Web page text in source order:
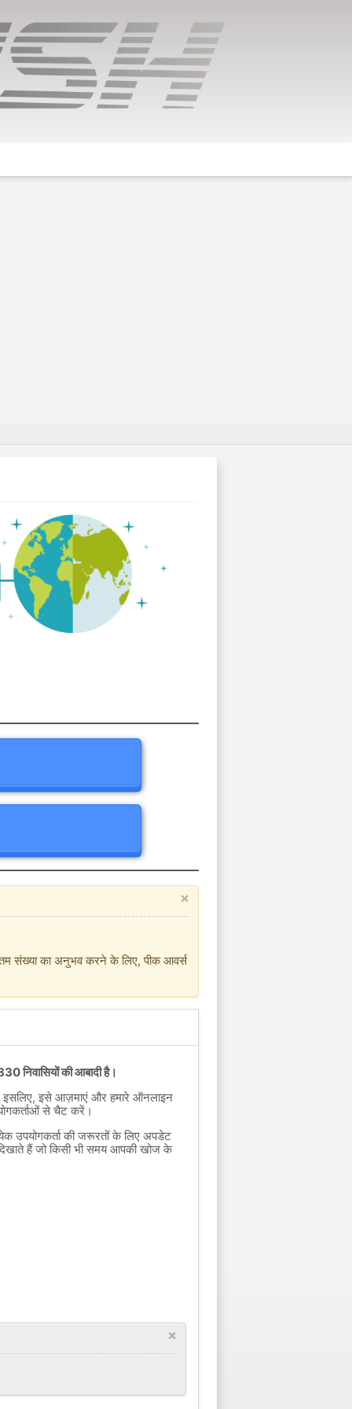
×
संख्या का अनुभव करने के लिए, पीक आवर्स
निवासियों की आबादी है।
इसलिए, इसे आज़माएं और हमारे ऑनलाइन
से चैट करें।
उपयोगकर्ता की जरूरतों के लिए अपडेट
हैं जो किसी भी समय आपकी खोज के
×